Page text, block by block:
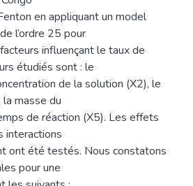
en appliquant un model
l’ordre 25 pour
influençant le taux de
étudiés sont : le
de la solution (X2), le
masse du
de réaction (X5). Les effets
interactions
ont été testés. Nous constatons
pour une